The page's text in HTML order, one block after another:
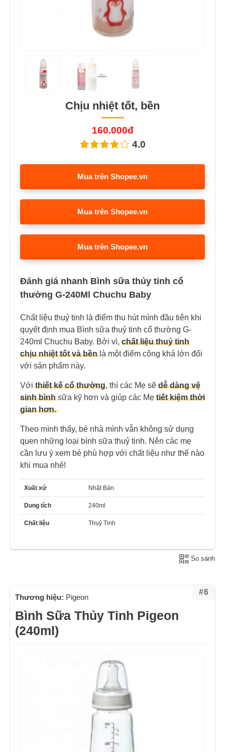
Chịu nhiệt tốt, bền
160.000đ
4.0
Mua trên Shopee.vn
Mua trên Shopee.vn
Mua trên Shopee.vn
Đánh giá nhanh Bình sữa thủy tinh cổ
thường G-240Ml Chuchu Baby
Chất liệu thuỷ tinh là điểm thu hút mình đầu tiên khi
quyết định mua Bình sữa thuỷ tinh cổ thường G-
240ml Chuchu Baby. Bởi vì, chất liệu thuỷ tinh
chịu nhiệt tốt và bền là một điểm cộng khá lớn đối
với sản phẩm này.
Với thiết kế cổ thường, thì các Mẹ sẽ dễ dàng vệ
sinh bình sữa kỹ hơn và giúp các Mẹ tiết kiệm thời
gian hơn.
Theo mình thấy, bé nhà mình vẫn không sử dụng
quen những loại bình sữa thuỷ tinh. Nên các mẹ
cần lưu ý xem bé phù hợp với chất liệu như thế nào
khi mua nhé!
Xuất xứ Nhật Bản
Dung tích 240ml
Chất liệu Thuỷ Tinh
So sánh
#6
Thương hiệu: Pigeon
Bình Sữa Thủy Tinh Pigeon
(240ml)